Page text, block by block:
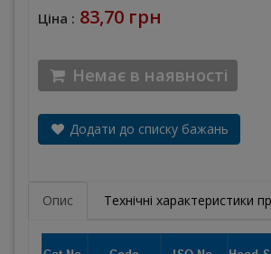
Ціна : 83,70 грн
Немає в наявності
Додати до списку бажань
Опис Технічні характеристики